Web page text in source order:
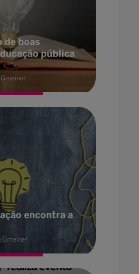
de boas
pública
Gmeiner
encontra a
Gmeiner